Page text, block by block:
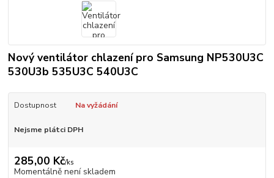
Nový ventilátor chlazení pro Samsung NP530U3C
530U3b 535U3C 540U3C
Dostupnost Na vyžádání
Nejsme plátci DPH
285,00 Kč/ks
Momentálně není skladem